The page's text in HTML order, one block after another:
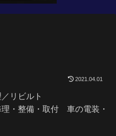
2021.04.01
リビルト
・整備・取付 車の電装・